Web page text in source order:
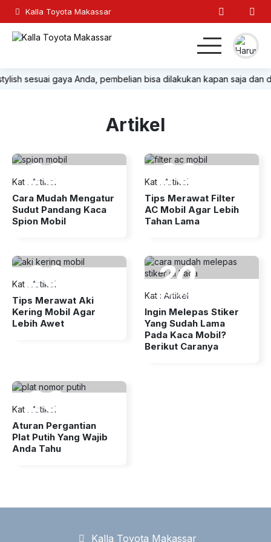
Kalla Toyota Makassar
sesuai gaya Anda, pembelian bisa dilakukan kapan saja
Artikel
23
Kat Artikel
Cara Mudah Mengatur
Sudut Pandang Kaca
Spion Mobil
20
Kat Artikel
Tips Merawat Filter
AC Mobil Agar Lebih
Tahan Lama
20
Kat Artikel
Tips Merawat Aki
Kering Mobil Agar
Lebih Awet
20
Feb 2017
Kat : Artikel
Ingin Melepas Stiker
Yang Sudah Lama
Pada Kaca Mobil?
Berikut Caranya
20
Kat Artikel
Aturan Pergantian
Plat Putih Yang Wajib
Anda Tahu
Kalla Toyota Makassar